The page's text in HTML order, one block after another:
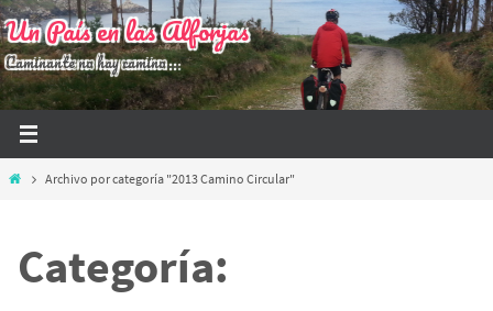
Ir
al
contenido
Un País en las Alforjas
Caminante no hay camino...
InicioArchivo por categoría "2013 Camino Circular"
Categoría: